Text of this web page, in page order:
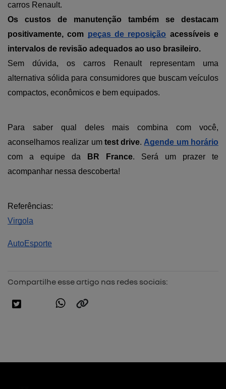
carros Renault.
Os custos de manutenção também se destacam
positivamente, com peças de reposição acessíveis e
intervalos de revisão adequados ao uso brasileiro.
Sem dúvida, os carros Renault representam uma
alternativa sólida para consumidores que buscam veículos
compactos, econômicos e bem equipados.
Para saber qual deles mais combina com você,
aconselhamos realizar um test drive. Agende um horário
com a equipe da
BR France. Será um prazer te
acompanhar nessa descoberta!
Referências:
Virgola
AutoEsporte
Compartilhe esse artigo nas redes sociais: